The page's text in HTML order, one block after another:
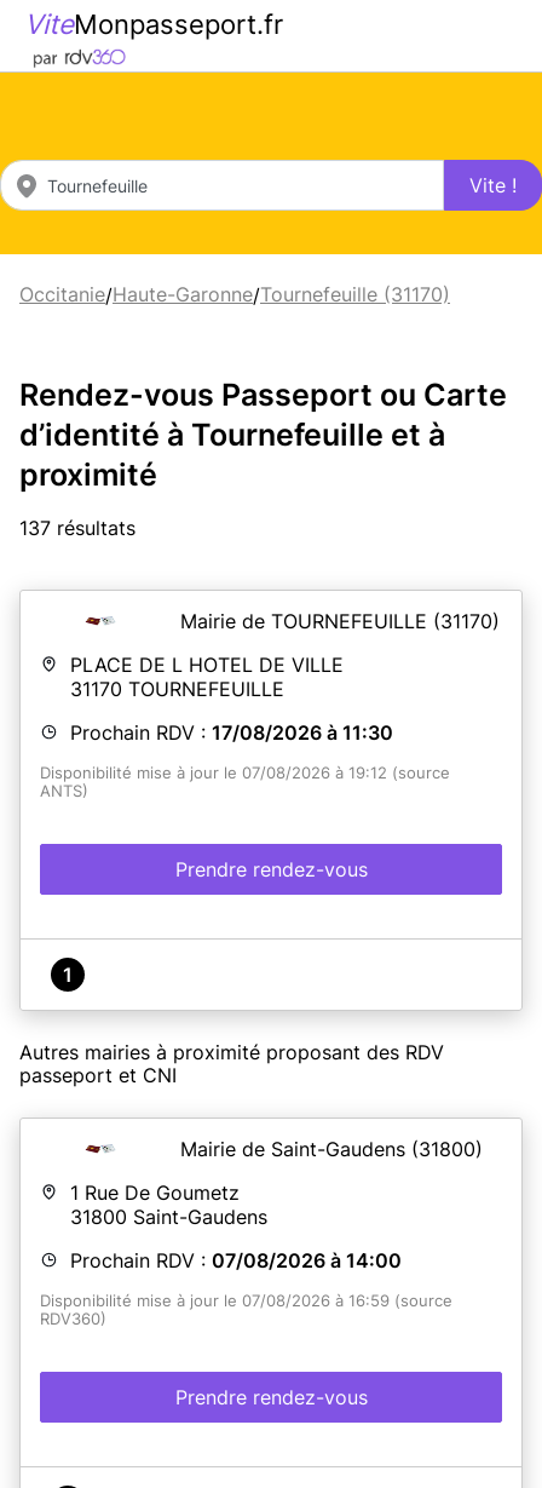
ViteMonpasseport.fr
Vite !
Occitanie/Haute-Garonne/Tournefeuille (31170)
Rendez-vous Passeport ou Carte
d’identité à Tournefeuille et à
proximité
137 résultats
Mairie de TOURNEFEUILLE (31170)
PLACE DE L HOTEL DE VILLE
31170 TOURNEFEUILLE
Prochain RDV : 17/08/2026 à 11:30
Disponibilité mise à jour le 07/08/2026 à 19:12 (source
ANTS)
Prendre rendez-vous
1
Autres mairies à proximité proposant des RDV
passeport et CNI
Mairie de Saint-Gaudens (31800)
1 Rue De Goumetz
31800 Saint-Gaudens
Prochain RDV : 07/08/2026 à 14:00
Disponibilité mise à jour le 07/08/2026 à 16:59 (source
RDV360)
Prendre rendez-vous